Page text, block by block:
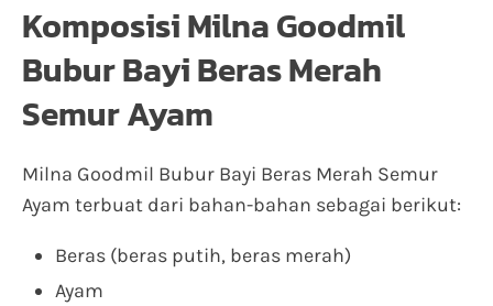
Komposisi Milna Goodmil
Bubur Bayi Beras Merah
Semur Ayam
Milna Goodmil Bubur Bayi Beras Merah Semur
Ayam terbuat dari bahan-bahan sebagai berikut:
Beras (beras putih, beras merah)
Ayam